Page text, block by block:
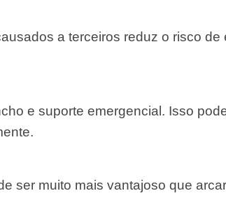
a terceiros reduz o risco
e suporte emergencial. Isso
ser muito mais vantajoso que